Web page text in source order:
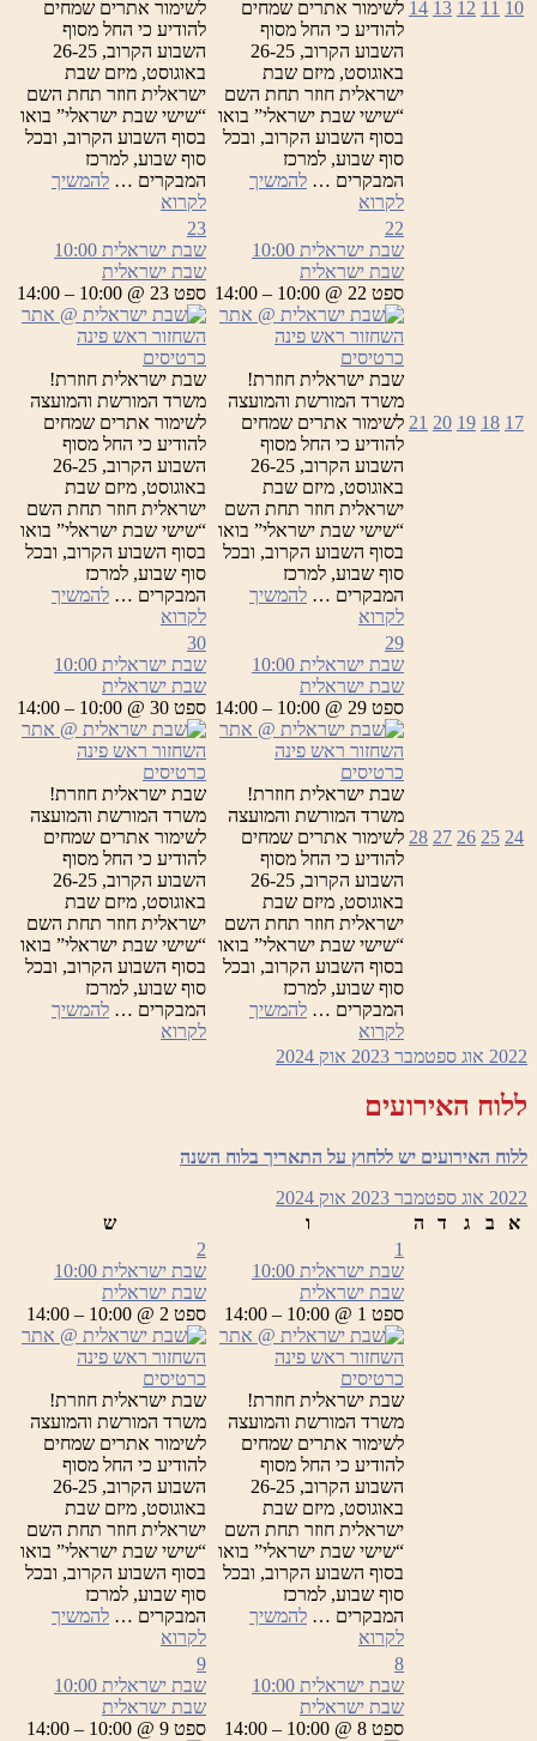
10
11
12
13
14 לשימור אתרים שמחים
להודיע כי החל מסוף
השבוע הקרוב, 26-25
באוגוסט, מיזם שבת
ישראלית חוזר תחת השם
“שישי שבת ישראלי” בואו
בסוף השבוע הקרוב, ובכל
סוף שבוע, למרכז
המבקרים … להמשיך
לקרוא
לשימור אתרים שמחים
להודיע כי החל מסוף
השבוע הקרוב, 26-25
באוגוסט, מיזם שבת
ישראלית חוזר תחת השם
“שישי שבת ישראלי” בואו
בסוף השבוע הקרוב, ובכל
סוף שבוע, למרכז
המבקרים … להמשיך
לקרוא
17
18
19
20
21
22
שבת ישראלית 10:00
שבת ישראלית
ספט 22 @ 10:00 – 14:00
כרטיסים
שבת ישראלית חוזרת!
משרד המורשת והמועצה
לשימור אתרים שמחים
להודיע כי החל מסוף
השבוע הקרוב, 26-25
באוגוסט, מיזם שבת
ישראלית חוזר תחת השם
“שישי שבת ישראלי” בואו
בסוף השבוע הקרוב, ובכל
סוף שבוע, למרכז
המבקרים … להמשיך
לקרוא
23
שבת ישראלית 10:00
שבת ישראלית
ספט 23 @ 10:00 – 14:00
כרטיסים
שבת ישראלית חוזרת!
משרד המורשת והמועצה
לשימור אתרים שמחים
להודיע כי החל מסוף
השבוע הקרוב, 26-25
באוגוסט, מיזם שבת
ישראלית חוזר תחת השם
“שישי שבת ישראלי” בואו
בסוף השבוע הקרוב, ובכל
סוף שבוע, למרכז
המבקרים … להמשיך
לקרוא
24
25
26
27
28
29
שבת ישראלית 10:00
שבת ישראלית
ספט 29 @ 10:00 – 14:00
כרטיסים
שבת ישראלית חוזרת!
משרד המורשת והמועצה
לשימור אתרים שמחים
להודיע כי החל מסוף
השבוע הקרוב, 26-25
באוגוסט, מיזם שבת
ישראלית חוזר תחת השם
“שישי שבת ישראלי” בואו
בסוף השבוע הקרוב, ובכל
סוף שבוע, למרכז
המבקרים … להמשיך
לקרוא
ישראלית
30
שבת ישראלית 10:00
שבת ישראלית
ספט 30 @ 10:00 – 14:00
כרטיסים
שבת ישראלית חוזרת!
משרד המורשת והמועצה
לשימור אתרים שמחים
להודיע כי החל מסוף
השבוע הקרוב, 26-25
באוגוסט, מיזם שבת
ישראלית חוזר תחת השם
“שישי שבת ישראלי” בואו
בסוף השבוע הקרוב, ובכל
סוף שבוע, למרכז
המבקרים … להמשיך
לקרוא
2022 אוג ספטמבר 2023 אוק 2024
ללוח האירועים
ללוח האירועים יש ללחוץ על התאריך בלוח השנה
2022 אוג ספטמבר 2023 אוק 2024
א
ב ג ד ה ו
ש
1
שבת ישראלית 10:00
שבת ישראלית
ספט 1 @ 10:00 – 14:00
כרטיסים
שבת ישראלית חוזרת!
משרד המורשת והמועצה
לשימור אתרים שמחים
להודיע כי החל מסוף
השבוע הקרוב, 26-25
באוגוסט, מיזם שבת
ישראלית חוזר תחת השם
“שישי שבת ישראלי” בואו
בסוף השבוע הקרוב, ובכל
סוף שבוע, למרכז
המבקרים … להמשיך
לקרוא
2
שבת ישראלית 10:00
שבת ישראלית
ספט 2 @ 10:00 – 14:00
כרטיסים
שבת ישראלית חוזרת!
משרד המורשת והמועצה
לשימור אתרים שמחים
להודיע כי החל מסוף
השבוע הקרוב, 26-25
באוגוסט, מיזם שבת
ישראלית חוזר תחת השם
“שישי שבת ישראלי” בואו
בסוף השבוע הקרוב, ובכל
סוף שבוע, למרכז
המבקרים … להמשיך
לקרוא
8
שבת ישראלית 10:00
שבת ישראלית
ספט 8 @ 10:00 – 14:00
9
שבת ישראלית 10:00
שבת ישראלית
ספט 9 @ 10:00 – 14:00